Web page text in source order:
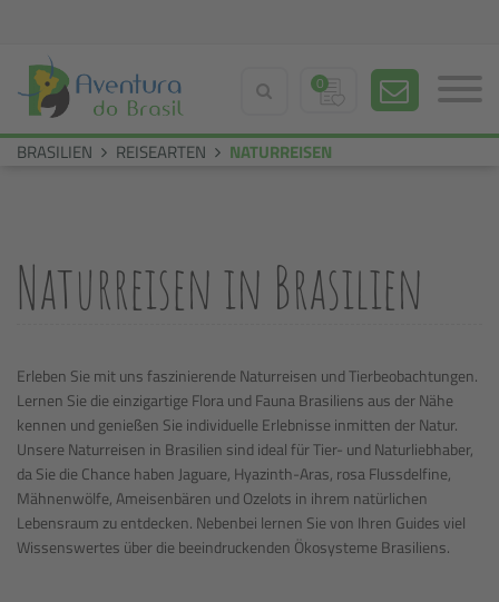
0
BRASILIEN REISEARTEN NATURREISEN
Naturreisen in Brasilien
Erleben Sie mit uns faszinierende Naturreisen und Tierbeobachtungen.
Lernen Sie die einzigartige Flora und Fauna Brasiliens aus der Nähe
kennen und genießen Sie individuelle Erlebnisse inmitten der Natur.
Unsere Naturreisen in Brasilien sind ideal für Tier- und Naturliebhaber,
da Sie die Chance haben Jaguare, Hyazinth-Aras, rosa Flussdelfine,
Mähnenwölfe, Ameisenbären und Ozelots in ihrem natürlichen
Lebensraum zu entdecken. Nebenbei lernen Sie von Ihren Guides viel
Wissenswertes über die beeindruckenden Ökosysteme Brasiliens.